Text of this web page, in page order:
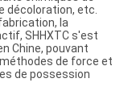
décoloration, etc.
la
SHHXTC s'est
Chine, pouvant
de force et
de possession